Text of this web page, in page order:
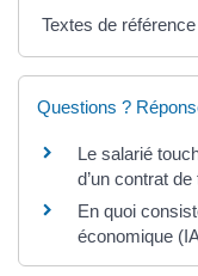
Textes de référence
Questions ?
Le salarié
d’un contrat
En quoi
économique